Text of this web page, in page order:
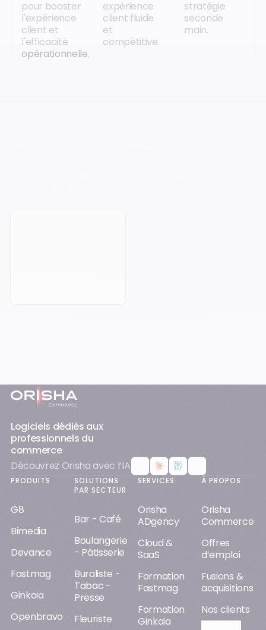
pour booster
l'expérience
client et
l'efficacité
opérationnelle.
expérience
client fluide
et
compétitive.
stratégie
seconde
main.
Pied-de-page
Logiciels dédiés aux
professionnels du
commerce
Découvrez Orisha avec l’IA
PRODUITS
G8
Bimedia
Devance
Fastmag
Ginkoia
Openbravo
SOLUTIONS
PAR SECTEUR
Bar - Café
Boulangerie
- Pâtisserie
Buraliste -
Tabac -
Presse
Fleuriste
SERVICES
Orisha
ADgency
Cloud &
SaaS
Formation
Fastmag
Formation
Ginkoia
À PROPOS
Orisha
Commerce
Offres
d’emploi
Fusions &
acquisitions
Nos clients